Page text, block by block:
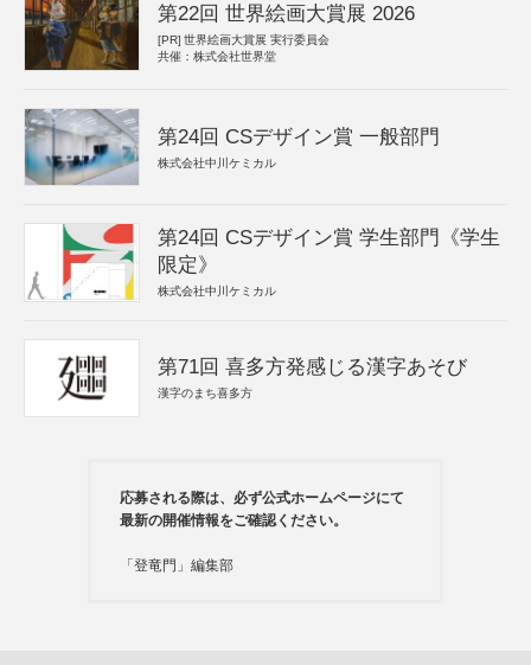
第22回 世界絵画大賞展 2026
[PR] 世界絵画大賞展 実行委員会
共催：株式会社世界堂
第24回 CSデザイン賞 一般部門
株式会社中川ケミカル
第24回 CSデザイン賞 学生部門《学生
限定》
株式会社中川ケミカル
第71回 喜多方発感じる漢字あそび
漢字のまち喜多方
応募される際は、必ず公式ホームページにて
最新の開催情報をご確認ください。
「登竜門」編集部